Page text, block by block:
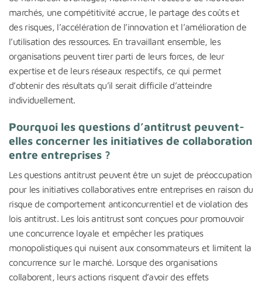
marchés, une compétitivité accrue, le partage des coûts et
des risques, l’accélération de l’innovation et l’amélioration de
l’utilisation des ressources. En travaillant ensemble, les
organisations peuvent tirer parti de leurs forces, de leur
expertise et de leurs réseaux respectifs, ce qui permet
d’obtenir des résultats qu’il serait difficile d’atteindre
individuellement.
Pourquoi les questions d’antitrust peuvent-
elles concerner les initiatives de collaboration
entre entreprises ?
Les questions antitrust peuvent être un sujet de préoccupation
pour les initiatives collaboratives entre entreprises en raison du
risque de comportement anticoncurrentiel et de violation des
lois antitrust. Les lois antitrust sont conçues pour promouvoir
une concurrence loyale et empêcher les pratiques
monopolistiques qui nuisent aux consommateurs et limitent la
concurrence sur le marché. Lorsque des organisations
collaborent, leurs actions risquent d’avoir des effets